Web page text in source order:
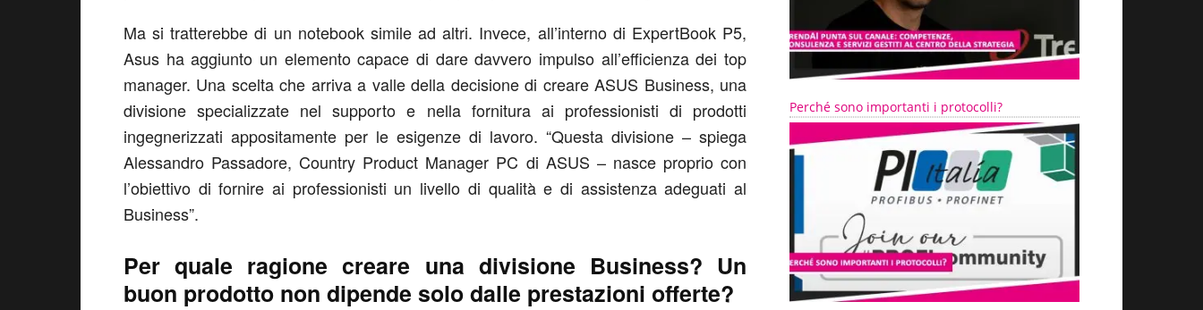
Ma si tratterebbe di un notebook simile ad altri. Invece, all’interno di ExpertBook P5,
Asus ha aggiunto un elemento capace di dare davvero impulso all’efficienza dei top
manager. Una scelta che arriva a valle della decisione di creare ASUS Business, una
divisione specializzate nel supporto e nella fornitura ai professionisti di prodotti
ingegnerizzati appositamente per le esigenze di lavoro. “Questa divisione – spiega
Alessandro Passadore, Country Product Manager PC di ASUS – nasce proprio con
l’obiettivo di fornire ai professionisti un livello di qualità e di assistenza adeguati al
Business”.
Per quale ragione creare una divisione Business? Un
buon prodotto non dipende solo dalle prestazioni offerte?
Perché sono importanti i protocolli?